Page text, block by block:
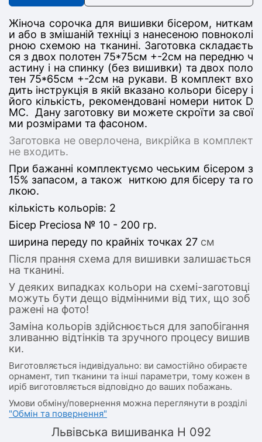
Жіноча сорочка для вишивки бісером, ниткам
и або в змішаній техніці з нанесеною повноколі
рною схемою на тканині. Заготовка складаєть
ся з двох полотен 75*75см +-2см на передню ч
астину і на спинку (без вишивки) та двох поло
тен 75*65см +-2см на рукави. В комплект вхо
дить інструкція в якій вказано кольори бісеру і
його кількість, рекомендовані номери ниток D
MC. Дану заготовку ви можете скроїти за свої
ми розмірами та фасоном.
Заготовка не оверлочена, викрійка в комплект
не входить.
При бажанні комплектуємо чеським бісером з
15% запасом, а також ниткою для бісеру та го
лкою.
кількість кольорів: 2
Бісер Preciosa № 10 - 200 гр.
ширина переду по крайніх точках 27 см
Після прання схема для вишивки залишається
на тканині.
У деяких випадках кольори на схемі-заготовці
можуть бути дещо відмінними від тих, що зоб
ражені на фото!
Заміна кольорів здійснюється для запобігання
зливанню відтінків та зручного процесу вишив
ки.
Виготовляється індивідуально: ви самостійно обираєте
орнамент, тип тканини та інші параметри, тому кожен в
иріб виготовляється відповідно до ваших побажань.
Умови обміну/повернення можна переглянути в розділі
"Обмін та повернення"
Львівська вишиванка Н 092